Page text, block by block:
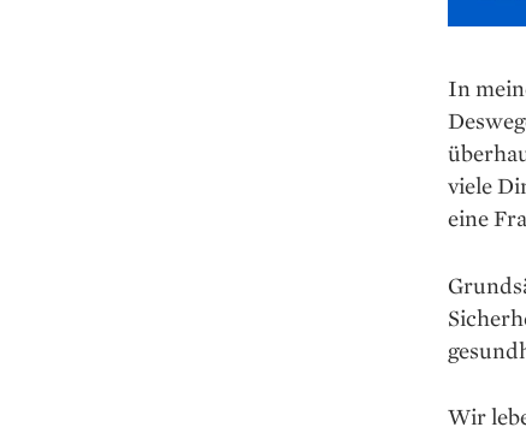
In
viele
eine
Wir